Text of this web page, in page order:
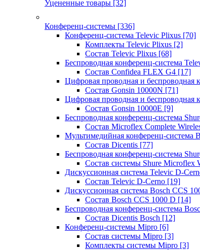
Уцененные товары [32]
Конференц-системы [336]
Конференц-система Televic Plixus [70]
Комплекты Televic Plixus [2]
Состав Televic Plixus [68]
Беспроводная конференц-система
Состав Confidea FLEX G4 [17]
Цифровая проводная и беспроводная
Состав Gonsin 10000N [71]
Цифровая проводная и беспроводная
Состав Gonsin 10000E [9]
Беспроводная конференц-система
Состав Microflex Complete
Мультимедийная конференц-система
Состав Dicentis [77]
Беспроводная конференц-система
Состав системы Shure Microflex
Дискуссионная система Televic D-
Состав Televic D-Cerno [19]
Дискуссионная система Bosch CCS
Состав Bosch CCS 1000 D [14]
Беспроводная конференц-система
Состав Dicentis Bosch [12]
Конференц-системы Mipro [6]
Состав системы Mipro [3]
Комплекты системы Mipro [3]